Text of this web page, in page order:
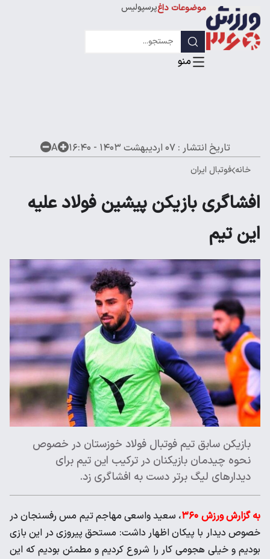
موضوعات داغپرسپولیس
لیگ قهرمانان
تاریخ انتشار :۰۷ اردیبهشت ۱۴۰۳ - ۱۶:۴۰ A
خانه فوتبال ایران
افشاگری بازیکن پیشین فولاد علیه
این تیم
بازیکن سابق تیم فوتبال فولاد خوزستان در خصوص
نحوه چیدمان بازیکنان در ترکیب این تیم برای
دیدارهای لیگ برتر دست به افشاگری زد.
به گزارش ورزش ۳۶۰
، سعید واسعی مهاجم تیم مس رفسنجان در
خصوص دیدار با پیکان اظهار داشت: مستحق پیروزی در این بازی
بودیم و خیلی هجومی کار را شروع کردیم و مطمئن بودیم که این